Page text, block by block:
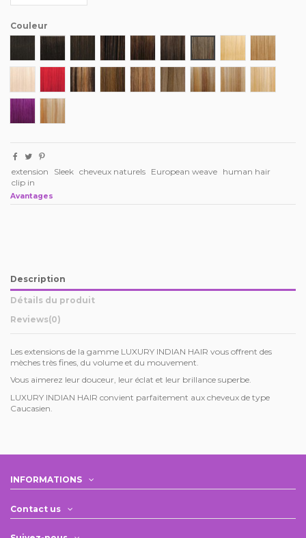
Couleur
1B 27
F.RED P4/27 P4/27/30 P10/16
PURPLE P27/613
extension Sleek cheveux naturels European weave
human hair
clip in
Avantages
Description
Détails du produit
Reviews(0)
Les extensions de la gamme LUXURY INDIAN HAIR vous offrent des
mèches très fines, du volume et du mouvement.
Vous aimerez leur douceur, leur éclat et leur brillance superbe.
LUXURY INDIAN HAIR convient parfaitement aux cheveux de type
Caucasien.
INFORMATIONS
Contact us